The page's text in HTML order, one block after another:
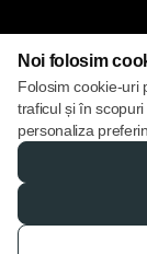
Noi folosim
Folosim cookie-uri
traficul și în
personaliza